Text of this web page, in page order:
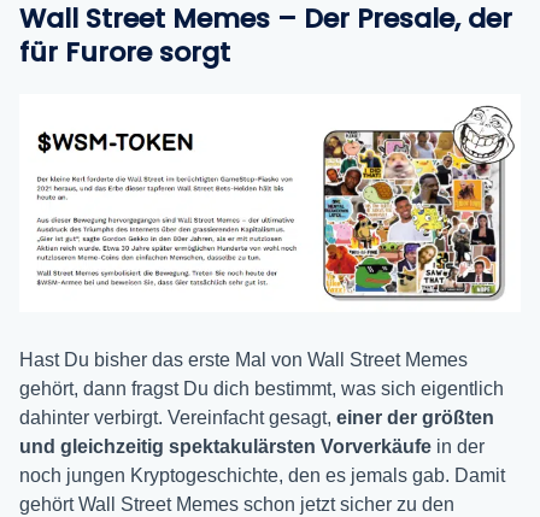
Wall Street Memes – Der Presale, der
für Furore sorgt
Hast Du bisher das erste Mal von Wall Street Memes
gehört, dann fragst Du dich bestimmt, was sich eigentlich
dahinter verbirgt. Vereinfacht gesagt, einer der größten
und gleichzeitig spektakulärsten Vorverkäufe in der
noch jungen Kryptogeschichte, den es jemals gab. Damit
gehört Wall Street Memes schon jetzt sicher zu den